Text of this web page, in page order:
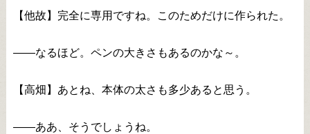
【他故】完全に専用ですね。このためだけに作られた。
――なるほど。ペンの大きさもあるのかな～。
【高畑】あとね、本体の太さも多少あると思う。
――ああ、そうでしょうね。